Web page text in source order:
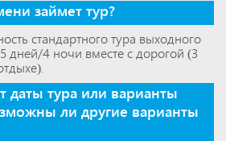
займет тур?
стандартного тура выходного
5 дней/4 ночи вместе с дорогой (3
даты тура или варианты
ли другие варианты